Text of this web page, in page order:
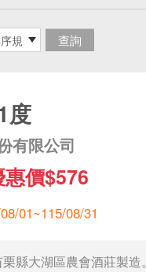
度
有限公司
價$576
01~115/08/31
縣大湖區農會酒莊製造。